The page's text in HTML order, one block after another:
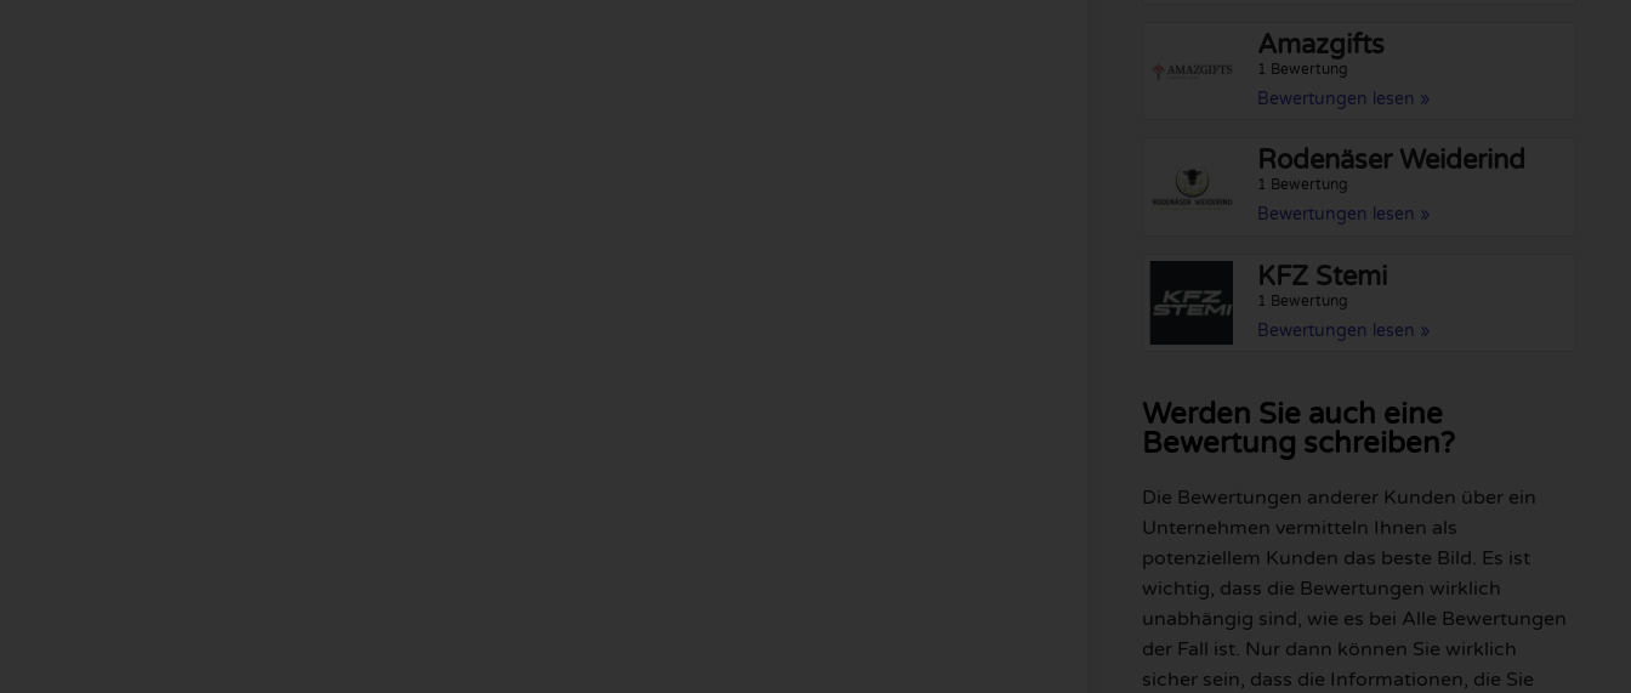
Amazgifts
1 Bewertung
Bewertungen lesen »
Rodenäser Weiderind
1 Bewertung
Bewertungen lesen »
KFZ Stemi
1 Bewertung
Bewertungen lesen »
Werden Sie auch eine
Bewertung schreiben?
Die Bewertungen anderer Kunden über ein
Unternehmen vermitteln Ihnen als
potenziellem Kunden das beste Bild. Es ist
wichtig, dass die Bewertungen wirklich
unabhängig sind, wie es bei Alle Bewertungen
der Fall ist. Nur dann können Sie wirklich
sicher sein, dass die Informationen, die Sie